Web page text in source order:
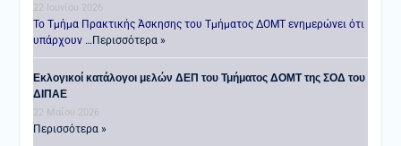
22 Ιουνίου 2026
Το Τμήμα Πρακτικής Άσκησης του Τμήματος ΔΟΜΤ ενημερώνει ότι
υπάρχουν …Περισσότερα »
Εκλογικοί κατάλογοι μελών ΔΕΠ του Τμήματος ΔΟΜΤ της ΣΟΔ του
ΔΙΠΑΕ
22 Μαΐου 2026
Περισσότερα »